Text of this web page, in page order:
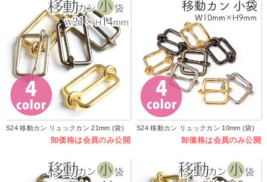
S24 移動カン リュックカン 21mm (袋)
卸価格は会員のみ公開
S24 移動カン リュックカン 10mm (袋)
卸価格は会員のみ公開